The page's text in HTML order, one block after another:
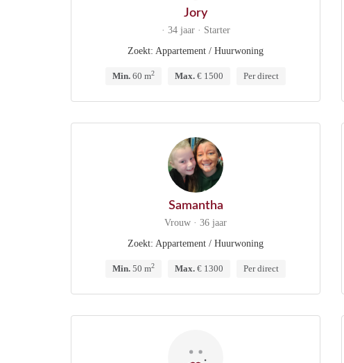
Jory
· 34 jaar · Starter
Zoekt: Appartement / Huurwoning
Min. 60 m2 Max. € 1500 Per direct
Samantha
Vrouw · 36 jaar
Zoekt: Appartement / Huurwoning
Min. 50 m2 Max. € 1300 Per direct